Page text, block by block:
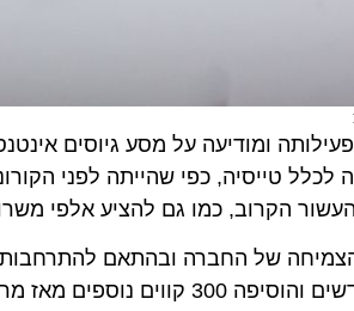
טייסיה, כפי שהייתה לפני
של החברה ובהתאם להתרחבות